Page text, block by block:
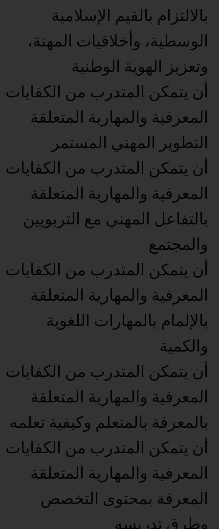
بالالتزام بالقيم الإسلامية
الوسطية، وأخلاقيات المهنة،
وتعزيز الهوية الوطنية
أن يتمكن المتدرب من الكفايات
المعرفية والمهارية المتعلقة
التطوير المهني المستمر
أن يتمكن المتدرب من الكفايات
المعرفية والمهارية المتعلقة
بالتفاعل المهني مع التربويين
والمجتمع
أن يتمكن المتدرب من الكفايات
المعرفية والمهارية المتعلقة
بالإلمام بالمهارات اللغوية
والكمية
أن يتمكن المتدرب من الكفايات
المعرفية والمهارية المتعلقة
بالمعرفة بالمتعلم وكيفية تعلمه
أن يتمكن المتدرب من الكفايات
المعرفية والمهارية المتعلقة
المعرفة بمحتوى التخصص
وطرق تدريسه